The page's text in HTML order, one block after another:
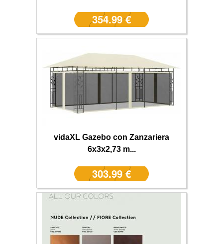
354.99 €
vidaXL Gazebo con Zanzariera
6x3x2,73 m...
303.99 €